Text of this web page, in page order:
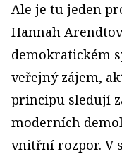
Ale je tu jeden
Hannah
demokratickém
veřejný zájem,
principu sledují
moderních
vnitřní rozpor. V